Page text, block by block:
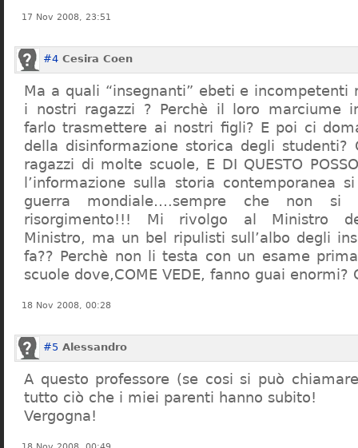
17 Nov 2008, 23:51
#4 Cesira Coen
Ma a quali “insegnanti” ebeti e
i nostri ragazzi ? Perchè il loro marciume
farlo trasmettere ai nostri figli? E poi ci
della disinformazione storica degli
ragazzi di molte scuole, E DI QUESTO POSSO
l’informazione sulla storia contemporanea
guerra mondiale….sempre che non
risorgimento!!! Mi rivolgo al Ministro
Ministro, ma un bel ripulisti sull’albo degli
fa?? Perchè non li testa con un esame
scuole dove,COME VEDE, fanno guai enormi?
18 Nov 2008, 00:28
#5 Alessandro
A questo professore (se cosi si può
tutto ciò che i miei parenti hanno subito!
Vergogna!